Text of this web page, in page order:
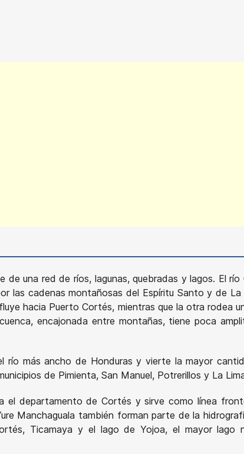
una red de ríos, lagunas, quebradas y lagos. El
las cadenas montañosas del Espíritu Santo y de
hacia Puerto Cortés, mientras que la otra rodea
encajonada entre montañas, tiene poca
río más ancho de Honduras y vierte la mayor
de Pimienta, San Manuel, Potrerillos y La
el departamento de Cortés y sirve como línea
Manchaguala también forman parte de la
Ticamaya y el lago de Yojoa, el mayor lago